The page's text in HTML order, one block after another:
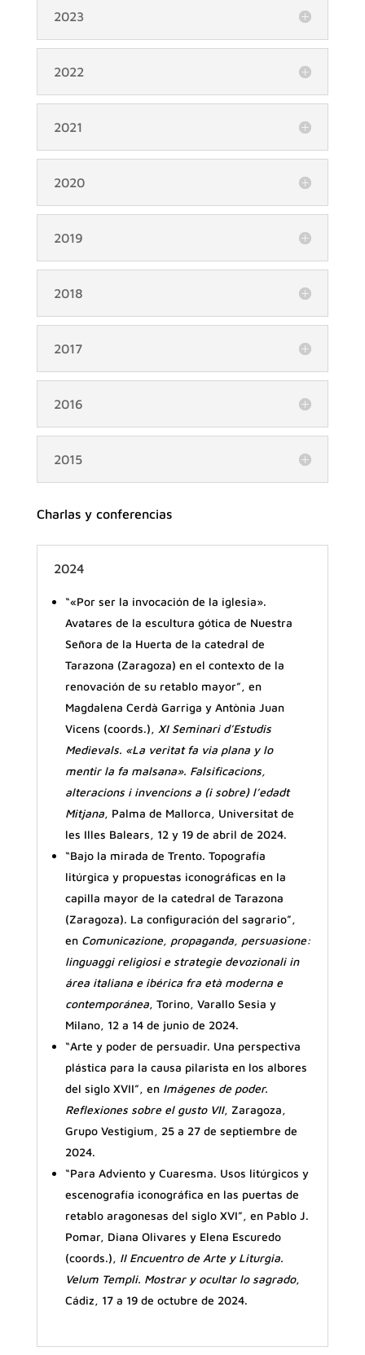
2023
2022
2021
2020
2019
2018
2017
2016
2015
Charlas y conferencias
2024
“«Por ser la invocación de la iglesia».
Avatares de la escultura gótica de Nuestra
Señora de la Huerta de la catedral de
Tarazona (Zaragoza) en el contexto de la
renovación de su retablo mayor”, en
Magdalena Cerdà Garriga y Antònia Juan
Vicens (coords.), XI Seminari d’Estudis
Medievals. «La veritat fa via plana y lo
mentir la fa malsana». Falsificacions,
alteracions i invencions a (i sobre) l’edadt
Mitjana, Palma de Mallorca, Universitat de
les Illes Balears, 12 y 19 de abril de 2024.
“Bajo la mirada de Trento. Topografía
litúrgica y propuestas iconográficas en la
capilla mayor de la catedral de Tarazona
(Zaragoza). La configuración del sagrario”,
en Comunicazione, propaganda, persuasione:
linguaggi religiosi e strategie devozionali in
área italiana e ibérica fra età moderna e
contemporánea, Torino, Varallo Sesia y
Milano, 12 a 14 de junio de 2024.
“Arte y poder de persuadir. Una perspectiva
plástica para la causa pilarista en los albores
del siglo XVII”, en Imágenes de poder.
Reflexiones sobre el gusto VII, Zaragoza,
Grupo Vestigium, 25 a 27 de septiembre de
2024.
“Para Adviento y Cuaresma. Usos litúrgicos y
escenografía iconográfica en las puertas de
retablo aragonesas del siglo XVI”, en Pablo J.
Pomar, Diana Olivares y Elena Escuredo
(coords.), II Encuentro de Arte y Liturgia.
Velum Templi. Mostrar y ocultar lo sagrado,
Cádiz, 17 a 19 de octubre de 2024.